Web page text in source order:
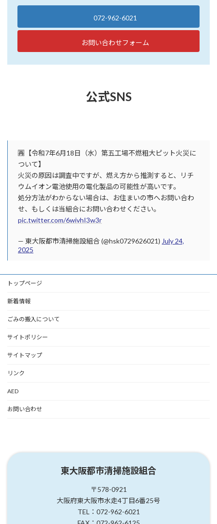
072-962-6021
お問い合わせフォーム
公式SNS
🈞【令和7年6月18日（水）第五工場不燃粗大ピット火災に
ついて】
火災の原因は調査中ですが、燃え方から推測すると、リチ
ウムイオン電池使用の電化製品の可能性が高いです。
処分方法がわからない場合は、お住まいの市へお問い合わ
せ、もしくは当組合にお問い合わせください。
pic.twitter.com/6wivhI3w3r
— 東大阪都市清掃施設組合 (@hsk0729626021) July 24,
2025
トップページ
新着情報
ごみの搬入について
サイトポリシー
サイトマップ
リンク
AED
お問い合わせ
東大阪都市清掃施設組合
〒578-0921
大阪府東大阪市水走4丁目6番25号
TEL：072-962-6021